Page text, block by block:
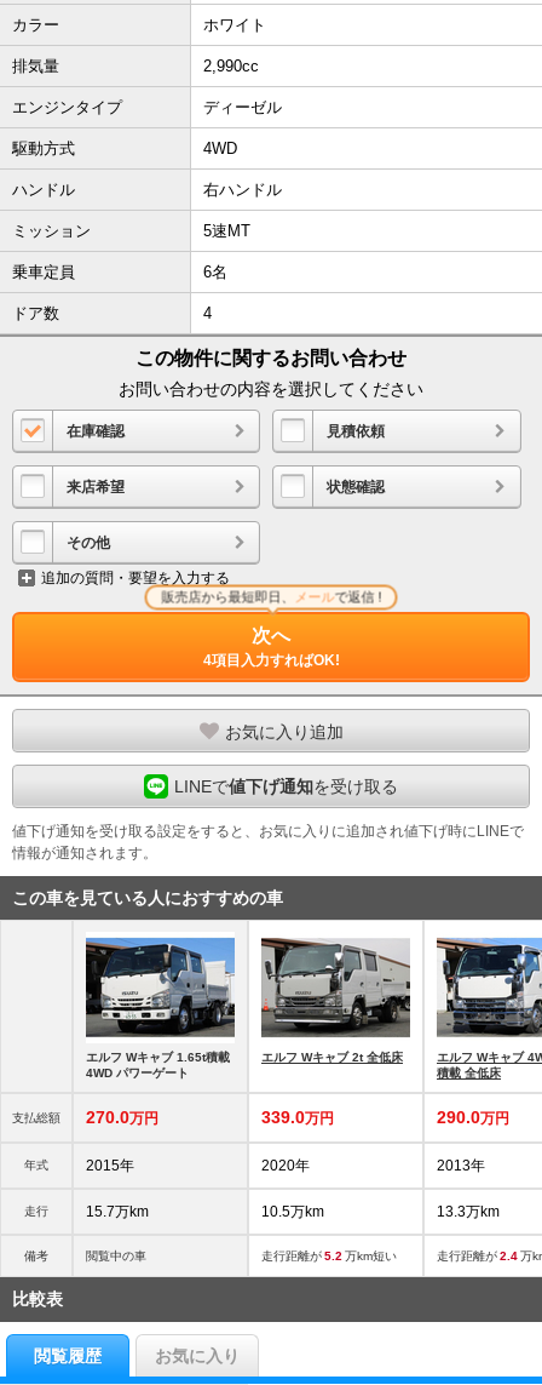
カラー ホワイト
排気量 2,990cc
エンジンタイプ ディーゼル
駆動方式 4WD
ハンドル 右ハンドル
ミッション 5速MT
乗車定員 6名
ドア数 4
この物件に関するお問い合わせ
お問い合わせの内容を選択してください
在庫確認 見積依頼
来店希望 状態確認
その他
追加の質問・要望を入力する
次へ
4項目入力すればOK!
販売店から最短即日、 メールで返信 !
お気に入り追加
LINEで値下げ通知を受け取る
値下げ通知を受け取る設定をすると、お気に入りに追加され値下げ時にLINEで
情報が通知されます。
この車を見ている人におすすめの車
支払総額
年式
走行
備考
エルフ Wキャブ 1.65t積載
4WD パワーゲート
270.0万円
2015年
15.7万km
閲覧中の車
エルフ Wキャブ 2t 全低床
339.0万円
2020年
10.5万km
走行距離が5.2 万km短い
エルフ Wキャブ
積載 全低床
290.0万円
2013年
13.3万km
走行距離が2.4万
比較表
閲覧履歴 お気に入り